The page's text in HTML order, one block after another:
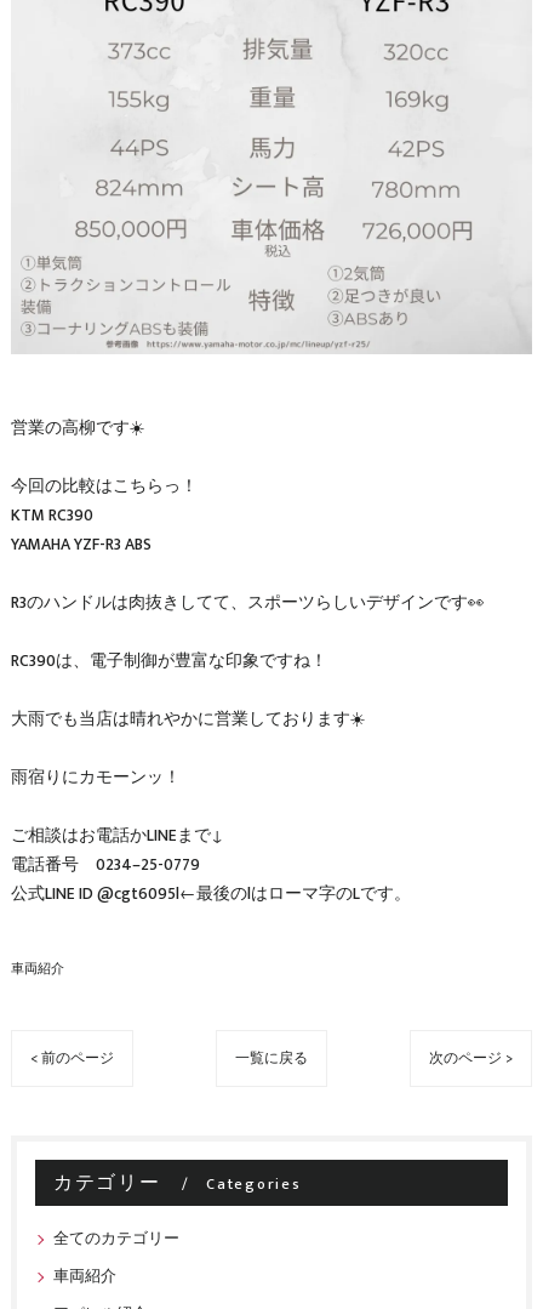
営業の高柳です☀️
今回の比較はこちらっ！
KTM RC390
YAMAHA YZF-R3 ABS
R3のハンドルは肉抜きしてて、スポーツらしいデザインです👀
RC390は、電子制御が豊富な印象ですね！
大雨でも当店は晴れやかに営業しております☀️
雨宿りにカモーンッ！
ご相談はお電話かLINEまで↓
電話番号 0234–25-0779
公式LINE ID @cgt6095l←最後のlはローマ字のLです。
車両紹介
< 前のページ 一覧に戻る 次のページ >
カテゴリー Categories
全てのカテゴリー
車両紹介